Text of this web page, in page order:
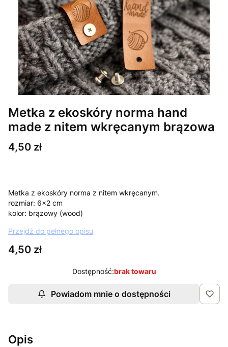
Metka z ekoskóry norma hand
made z nitem wkręcanym brązowa
Cena
4,50 zł
Metka z ekoskóry norma z nitem wkręcanym.
rozmiar: 6x2 cm
kolor: brązowy (wood)
Przejdź do pełnego opisu
Cena
4,50 zł
Dostępność:brak towaru
Powiadom mnie o dostępności
Opis